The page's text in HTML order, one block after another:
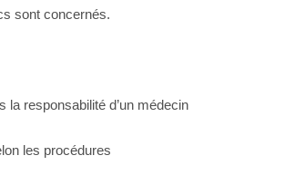
sont concernés.
la responsabilité d’un médecin
les procédures